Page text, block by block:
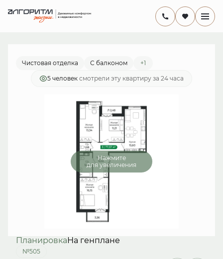
3-комнатная
15 591 570 руб.
от 45 363 руб./мес.
Чистовая отделка С балконом +1
5 человек смотрели эту квартиру за 24 часа
Нажмите
для увеличения
ПланировкаНа генплане
№505